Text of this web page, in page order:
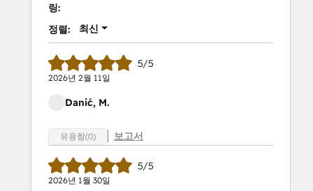
링:
정렬: 최신
5/5
2026년 2월 11일
Danić, M.
유용함(0) 보고서
5/5
2026년 1월 30일